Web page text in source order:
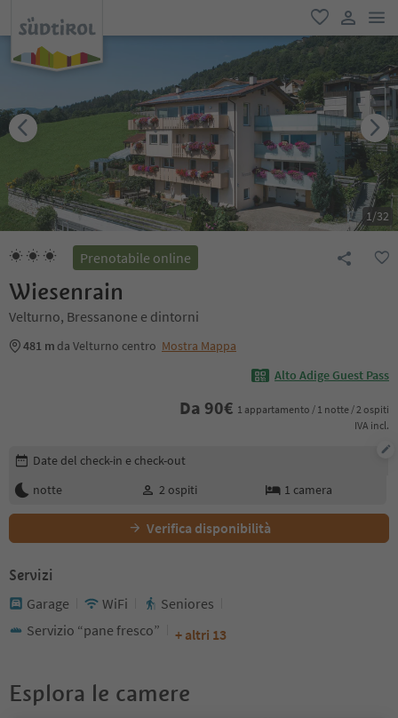
favoriti
user link
1/32
Prenotabile online
Wiesenrain
Velturno, Bressanone e dintorni
481 m da Velturno centro Mostra Mappa
Alto Adige Guest Pass
Da 90€ 1 appartamento / 1 notte / 2 ospiti
IVA incl.
Modifica i dettagli della prenotazione
Date del check-in e check-out
notte
2 ospiti 1 camera
Verifica disponibilità
Servizi
Garage WiFi
Seniores
Servizio “pane fresco”
+ altri 13
Esplora le camere